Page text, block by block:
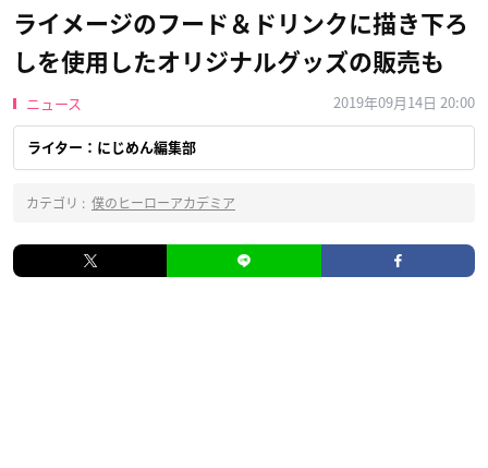
ライメージのフード＆ドリンクに描き下ろ
しを使用したオリジナルグッズの販売も
ニュース 2019年09月14日 20:00
ライター：にじめん編集部
カテゴリ : 僕のヒーローアカデミア